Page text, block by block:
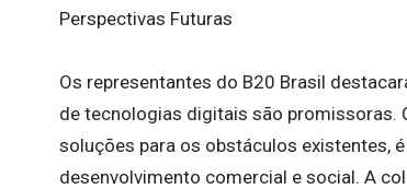
Perspectivas Futuras
Os representantes do B20 Brasil
de tecnologias digitais são promissoras.
soluções para os obstáculos existentes,
desenvolvimento comercial e social. A